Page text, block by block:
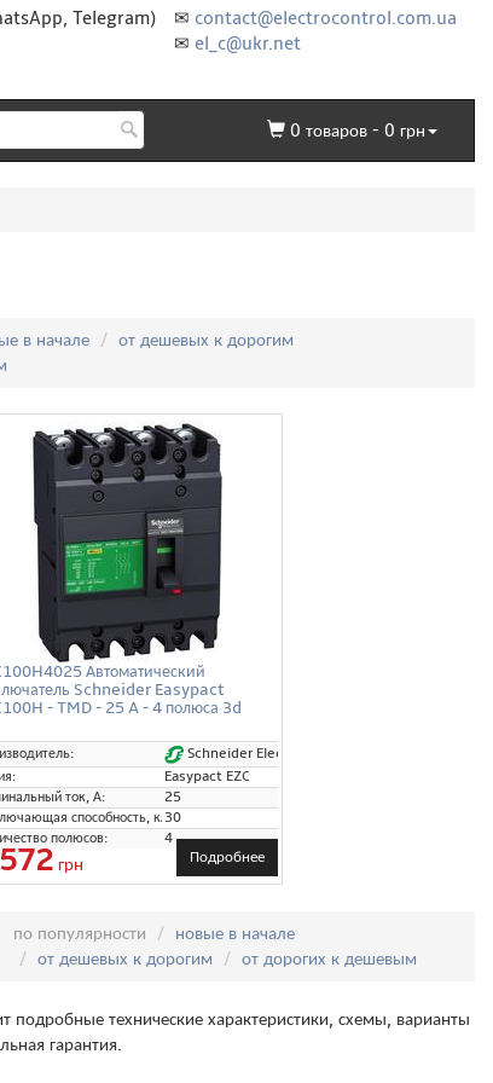
✉ contact@electrocontrol.com.ua
✉ el_c@ukr.net
Telegram)
0 товаров - 0 грн
в начале
от дешевых к дорогим
Автоматический
Schneider Easypact
- TMD - 25 A - 4 полюса 3d
Schneider Electric
Easypact EZC
ток, А:
25
способность, кА:30
полюсов:
4
грн Подробнее
по популярности
новые в начале
от дешевых к дорогим
от дорогих к дешевым
технические характеристики, схемы, варианты
гарантия.